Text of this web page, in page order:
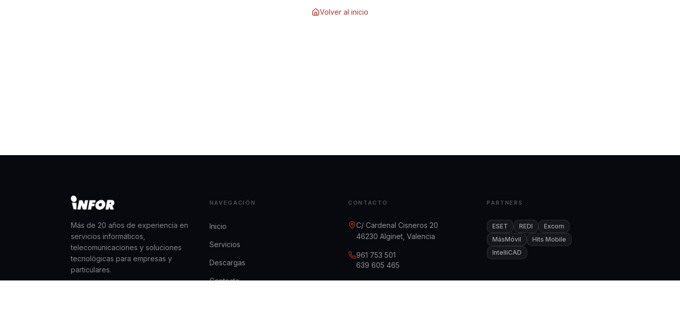
Volver al inicio
Más de 20 años de experiencia en
servicios informáticos,
telecomunicaciones y soluciones
tecnológicas para empresas y
particulares.
NAVEGACIÓN
Inicio
Servicios
Descargas
Contacto
CONTACTO
C/ Cardenal Cisneros 20
46230 Alginet, Valencia
961 753 501
639 605 465
infor@infor-sti.com
PARTNERS
ESET REDI
Excom
MásMóvil
Hits Mobile
IntelliCAD